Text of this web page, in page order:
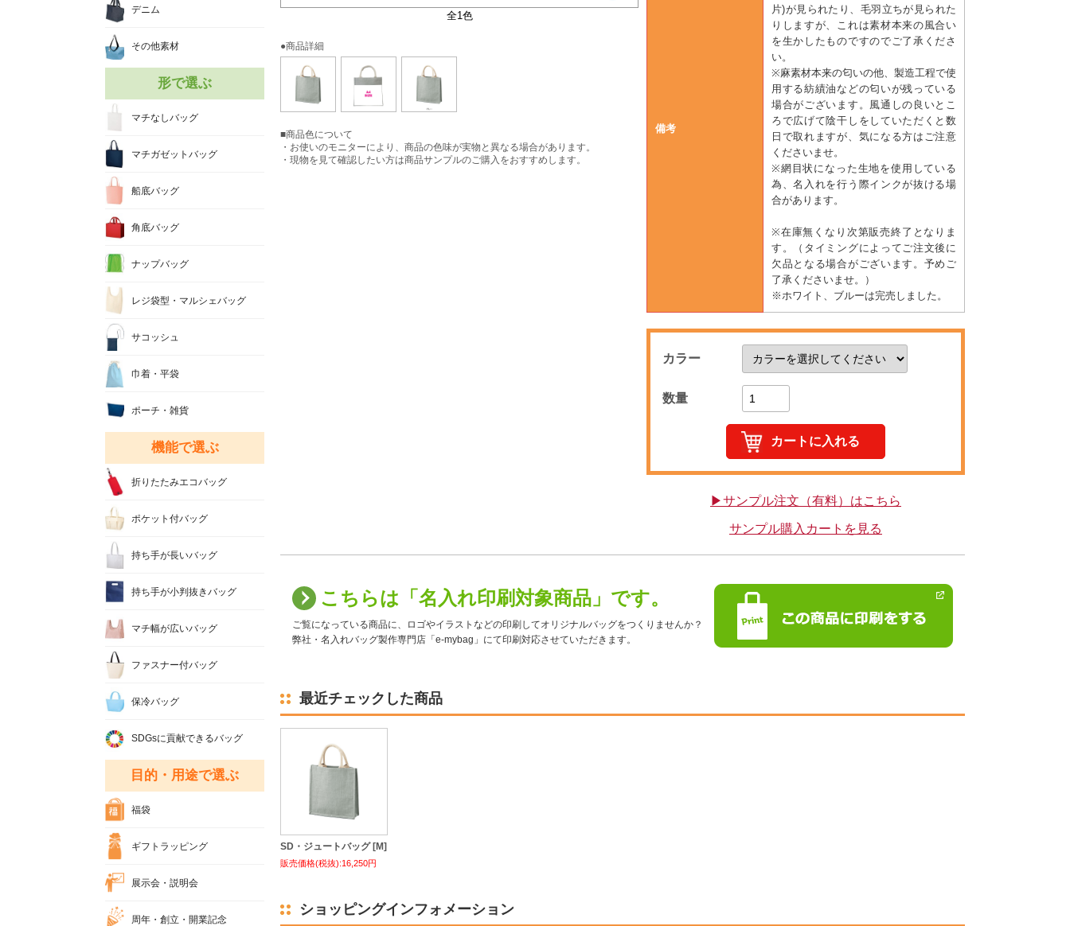
全1色
A4サイズ対応
●商品詳細
■商品色について
・お使いのモニターにより、商品の色味が実物と異なる場合があります。
・現物を見て確認したい方は商品サンプルのご購入をおすすめします。
備考
片)が見られたり、毛羽立ちが見られた
りしますが、これは素材本来の風合い
を生かしたものですのでご了承くださ
い。
※麻素材本来の匂いの他、製造工程で使
用する紡績油などの匂いが残っている
場合がございます。風通しの良いとこ
ろで広げて陰干しをしていただくと数
日で取れますが、気になる方はご注意
くださいませ。
※網目状になった生地を使用している
為、名入れを行う際インクが抜ける場
合があります。
※在庫無くなり次第販売終了となりま
す。（タイミングによってご注文後に
欠品となる場合がございます。予めご
了承くださいませ。）
※ホワイト、ブルーは完売しました。
カラー
数量
▶サンプル注文（有料）はこちら
サンプル購入カートを見る
こちらは「名入れ印刷対象商品」です。
ご覧になっている商品に、ロゴやイラストなどの印刷してオリジナルバッグをつくりませんか？
弊社・名入れバッグ製作専門店「e-mybag」にて印刷対応させていただきます。
最近チェックした商品
SD・ジュートバッグ [M]
販売価格(税抜):16,250円
ショッピングインフォメーション
デニム
その他素材
形で選ぶ
マチなしバッグ
マチガゼットバッグ
船底バッグ
角底バッグ
ナップバッグ
レジ袋型・マルシェバッグ
サコッシュ
巾着・平袋
ポーチ・雑貨
機能で選ぶ
折りたたみエコバッグ
ポケット付バッグ
持ち手が長いバッグ
持ち手が小判抜きバッグ
マチ幅が広いバッグ
ファスナー付バッグ
保冷バッグ
SDGsに貢献できるバッグ
目的・用途で選ぶ
福袋
ギフトラッピング
展示会・説明会
周年・創立・開業記念